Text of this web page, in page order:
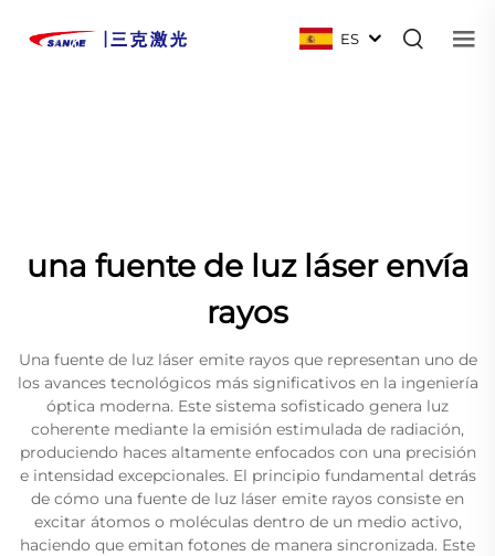
ES
una fuente de luz láser envía
rayos
Una fuente de luz láser emite rayos que representan uno de
los avances tecnológicos más significativos en la ingeniería
óptica moderna. Este sistema sofisticado genera luz
coherente mediante la emisión estimulada de radiación,
produciendo haces altamente enfocados con una precisión
e intensidad excepcionales. El principio fundamental detrás
de cómo una fuente de luz láser emite rayos consiste en
excitar átomos o moléculas dentro de un medio activo,
haciendo que emitan fotones de manera sincronizada. Este